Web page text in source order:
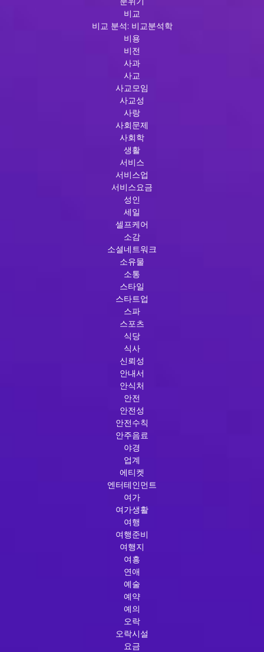
비교
비교 분석: 비교분석학
비용
비전
사과
사교
사교모임
사교성
사랑
사회문제
사회학
생활
서비스
서비스업
서비스요금
성인
세일
셀프케어
소감
소셜네트워크
소유물
소통
스타일
스타트업
스파
스포츠
식당
식사
신뢰성
안내서
안식처
안전
안전성
안전수칙
안주음료
야경
업계
에티켓
엔터테인먼트
여가
여가생활
여행
여행준비
여행지
여흥
연애
예술
예약
예의
오락
오락시설
요금